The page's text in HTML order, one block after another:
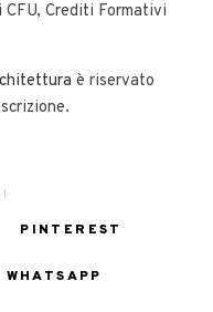
CFU, Crediti Formativi
è riservato
PINTEREST
WHATSAPP